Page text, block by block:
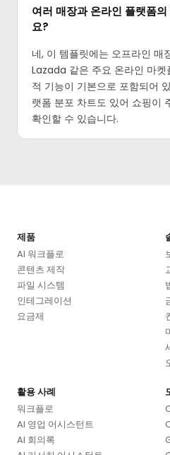
여러 매장과 온라인 플랫폼
요?
네, 이 템플릿에는 오프라인
Lazada 같은 주요 온라인 마
적 기능이 기본으로 포함되어
랫폼 분포 차트도 있어 쇼핑이
확인할 수 있습니다.
제품
AI 워크플로
콘텐츠 제작
파일 시스템
인테그레이션
요금제
활용 사례
워크플로
AI 영업 어시스턴트
AI 회의록